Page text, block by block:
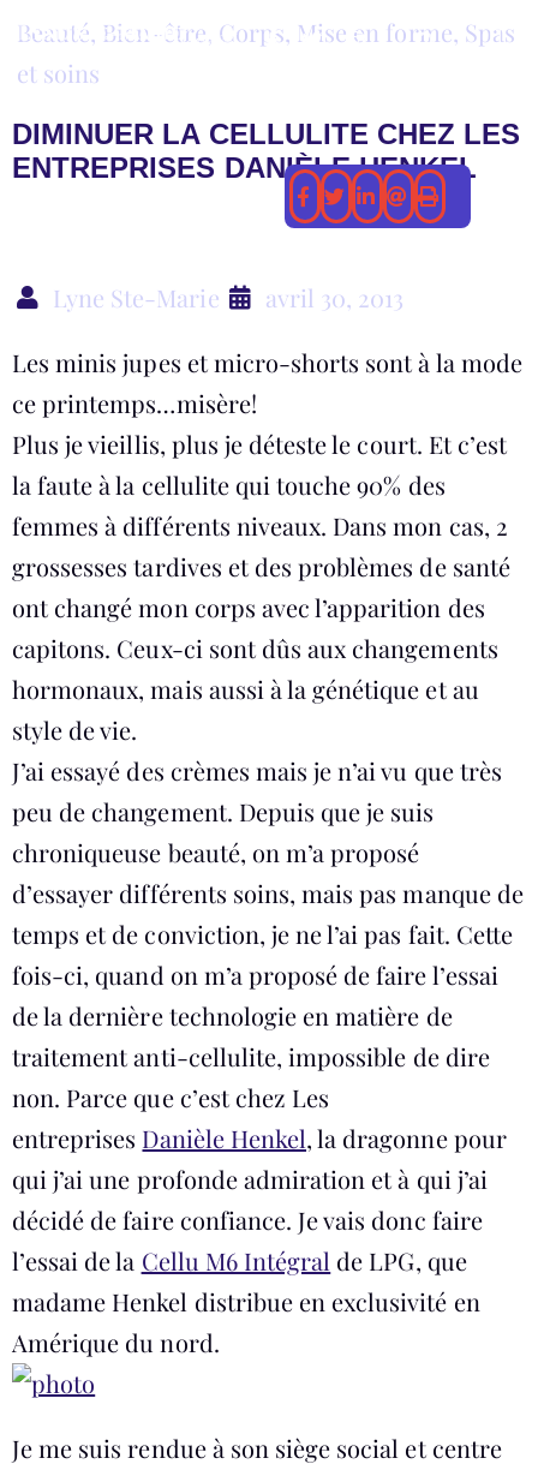
Beauté, Bien-être, Corps, Mise en forme, Spas
et soins
DIMINUER LA CELLULITE CHEZ LES
ENTREPRISES DANIÈLE HENKEL
Lyne Ste-Marie
avril 30, 2013
Les minis jupes et micro-shorts sont à la mode
ce printemps…misère!
Plus je vieillis, plus je déteste le court. Et c’est
la faute à la cellulite qui touche 90% des
femmes à différents niveaux. Dans mon cas, 2
grossesses tardives et des problèmes de santé
ont changé mon corps avec l’apparition des
capitons. Ceux-ci sont dûs aux changements
hormonaux, mais aussi à la génétique et au
style de vie.
J’ai essayé des crèmes mais je n’ai vu que très
peu de changement. Depuis que je suis
chroniqueuse beauté, on m’a proposé
d’essayer différents soins, mais pas manque de
temps et de conviction, je ne l’ai pas fait. Cette
fois-ci, quand on m’a proposé de faire l’essai
de la dernière technologie en matière de
traitement anti-cellulite, impossible de dire
non. Parce que c’est chez Les
entreprises Danièle Henkel, la dragonne pour
qui j’ai une profonde admiration et à qui j’ai
décidé de faire confiance. Je vais donc faire
l’essai de la Cellu M6 Intégral de LPG, que
madame Henkel distribue en exclusivité en
Amérique du nord.
Je me suis rendue à son siège social et centre